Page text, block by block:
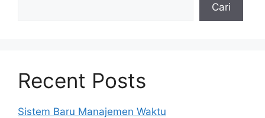
Cari
Recent Posts
Sistem Baru Manajemen Waktu